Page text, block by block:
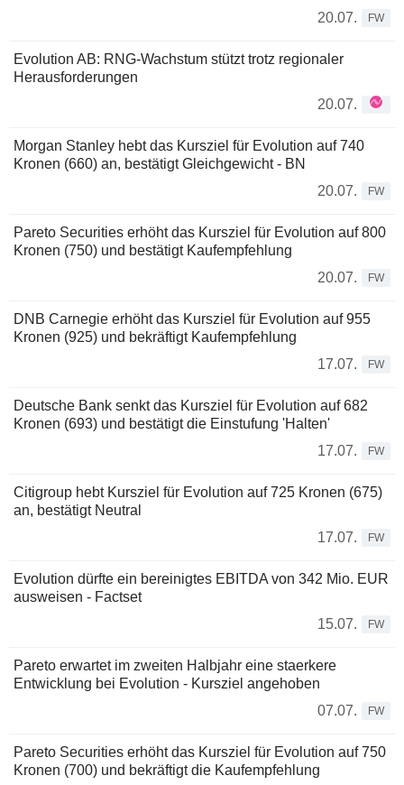
20.07.
FW
Evolution AB: RNG-Wachstum stützt trotz regionaler
Herausforderungen
20.07.
Morgan Stanley hebt das Kursziel für Evolution auf 740
Kronen (660) an, bestätigt Gleichgewicht - BN
20.07.
FW
Pareto Securities erhöht das Kursziel für Evolution auf 800
Kronen (750) und bestätigt Kaufempfehlung
20.07.
FW
DNB Carnegie erhöht das Kursziel für Evolution auf 955
Kronen (925) und bekräftigt Kaufempfehlung
17.07.
FW
Deutsche Bank senkt das Kursziel für Evolution auf 682
Kronen (693) und bestätigt die Einstufung 'Halten'
17.07.
FW
Citigroup hebt Kursziel für Evolution auf 725 Kronen (675)
an, bestätigt Neutral
17.07.
FW
Evolution dürfte ein bereinigtes EBITDA von 342 Mio. EUR
ausweisen - Factset
15.07.
FW
Pareto erwartet im zweiten Halbjahr eine staerkere
Entwicklung bei Evolution - Kursziel angehoben
07.07.
FW
Pareto Securities erhöht das Kursziel für Evolution auf 750
Kronen (700) und bekräftigt die Kaufempfehlung